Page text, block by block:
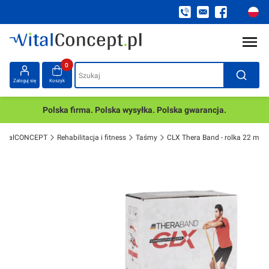
Zaloguj się
Produkty w koszyku: 0. Zobacz szczegóły
Koszyk Szukaj
Polska firma. Polska wysyłka. Polska gwarancja.
VitalCONCEPT Rehabilitacja i fitness Taśmy CLX Thera Band - rolka 22 m